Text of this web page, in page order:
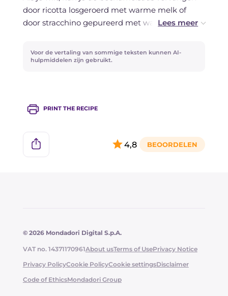
door ricotta losgeroerd met warme melk of
door stracchino gepureerd met wat melk.
Als je de lasagnepakketjes van tevoren maakt,
kun je ze in de oven op 80 -100 ongeveer 10-15
Voor de vertaling van sommige teksten kunnen AI-
hulpmiddelen zijn gebruikt.
PRINT THE RECIPE
4,8
© 2026 Mondadori Digital S.p.A.
VAT no. 14371170961About usTerms of UsePrivacy Notice
Privacy PolicyCookie PolicyCookie settingsDisclaimer
Code of EthicsMondadori Group